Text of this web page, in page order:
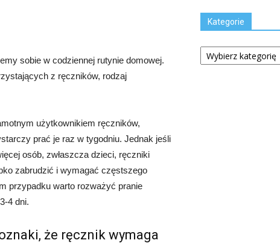
sobie w codziennej rutynie domowej.
z ręczników, rodzaj
użytkownikiem ręczników,
prać je raz w tygodniu. Jednak jeśli
osób, zwłaszcza dzieci, ręczniki
zabrudzić i wymagać częstszego
przypadku warto rozważyć pranie
4 dni.
że ręcznik wymaga
Kategorie
Kategorie